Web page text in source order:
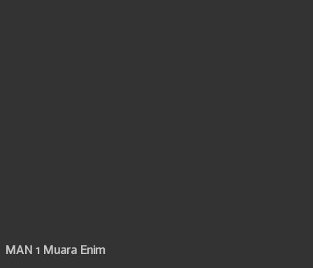
MAN 1 Muara Enim